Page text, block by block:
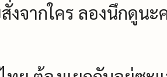
งจากใคร ลองนึกดูน